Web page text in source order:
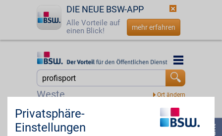
DIE NEUE BSW-APP
Alle Vorteile auf
einen Blick!
mehr erfahren
Startseite
Jetzt BSW-Mitglied werden
☎ 0800 - 279 25 82
Weste
Startseite
Suche
Tennis-Point
Alles für Ihr Spiel auf dem
Privatsphäre-
Einstellungen